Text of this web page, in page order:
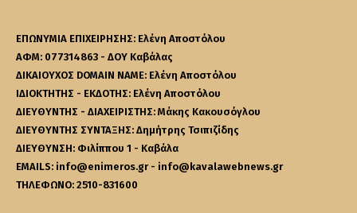
ΕΠΩΝΥΜΙΑ ΕΠΙΧΕΙΡΗΣΗΣ: Ελένη Αποστόλου
ΑΦΜ: 077314863 - ΔΟΥ Καβάλας
ΔΙΚΑΙΟΥΧΟΣ DOMAIN NAME: Ελένη Αποστόλου
ΙΔΙΟΚΤΗΤΗΣ - ΕΚΔΟΤΗΣ: Ελένη Αποστόλου
ΔΙΕΥΘΥΝΤΗΣ - ΔΙΑΧΕΙΡΙΣΤΗΣ: Μάκης Κακουσόγλου
ΔΙΕΥΘΥΝΤΗΣ ΣΥΝΤΑΞΗΣ: Δημήτρης Τσιπιζίδης
ΔΙΕΥΘΥΝΣΗ: Φιλίππου 1 - Καβάλα
EMAILS: info@enimeros.gr - info@kavalawebnews.gr
ΤΗΛΕΦΩΝΟ: 2510-831600